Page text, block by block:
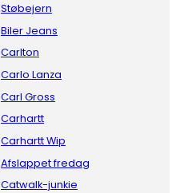
Støbejern
Biler Jeans
Carlton
Carlo Lanza
Carl Gross
Carhartt
Carhartt Wip
Afslappet fredag
Catwalk-junkie